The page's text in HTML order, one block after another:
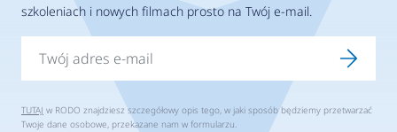
szkoleniach i nowych filmach prosto na Twój e-mail.
TUTAJ w RODO znajdziesz szczegółowy opis tego, w jaki sposób będziemy przetwarzać
Twoje dane osobowe, przekazane nam w formularzu.